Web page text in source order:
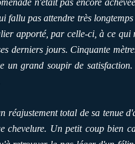
n'était pas encore
fallu pas attendre très
apporté, par celle-ci, à ce qui
derniers jours. Cinquante
grand soupir de satisfaction.
réajustement total de sa tenue
chevelure. Un petit coup bien